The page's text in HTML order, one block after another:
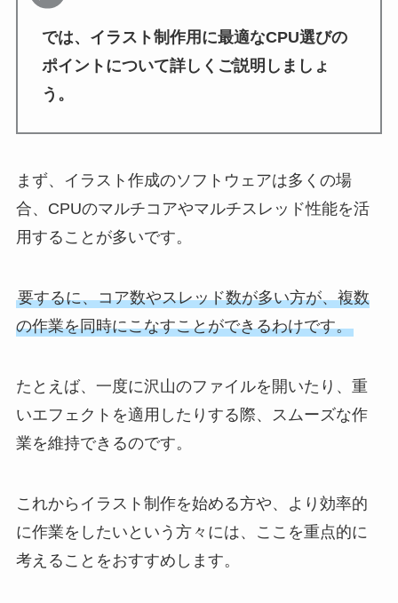
では、イラスト制作用に最適なCPU選びの
ポイントについて詳しくご説明しましょ
う。
まず、イラスト作成のソフトウェアは多くの場
合、CPUのマルチコアやマルチスレッド性能を活
用することが多いです。
要するに、コア数やスレッド数が多い方が、複数
の作業を同時にこなすことができるわけです。
たとえば、一度に沢山のファイルを開いたり、重
いエフェクトを適用したりする際、スムーズな作
業を維持できるのです。
これからイラスト制作を始める方や、より効率的
に作業をしたいという方々には、ここを重点的に
考えることをおすすめします。